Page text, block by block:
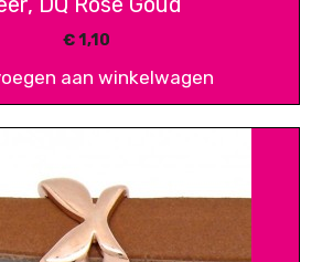
€1,10
aan winkelwagen